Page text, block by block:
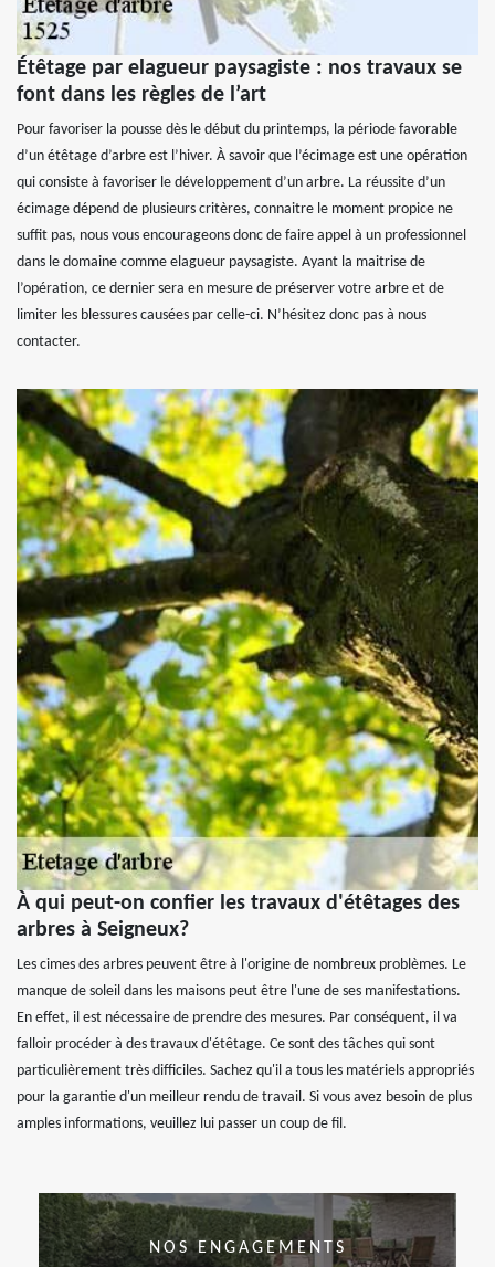
Étêtage par elagueur paysagiste : nos travaux se
font dans les règles de l’art
Pour favoriser la pousse dès le début du printemps, la période favorable
d’un étêtage d’arbre est l’hiver. À savoir que l’écimage est une opération
qui consiste à favoriser le développement d’un arbre. La réussite d’un
écimage dépend de plusieurs critères, connaitre le moment propice ne
suffit pas, nous vous encourageons donc de faire appel à un professionnel
dans le domaine comme elagueur paysagiste. Ayant la maitrise de
l’opération, ce dernier sera en mesure de préserver votre arbre et de
limiter les blessures causées par celle-ci. N’hésitez donc pas à nous
contacter.
À qui peut-on confier les travaux d'étêtages des
arbres à Seigneux?
Les cimes des arbres peuvent être à l'origine de nombreux problèmes. Le
manque de soleil dans les maisons peut être l'une de ses manifestations.
En effet, il est nécessaire de prendre des mesures. Par conséquent, il va
falloir procéder à des travaux d'étêtage. Ce sont des tâches qui sont
particulièrement très difficiles. Sachez qu'il a tous les matériels appropriés
pour la garantie d'un meilleur rendu de travail. Si vous avez besoin de plus
amples informations, veuillez lui passer un coup de fil.
NOS ENGAGEMENTS